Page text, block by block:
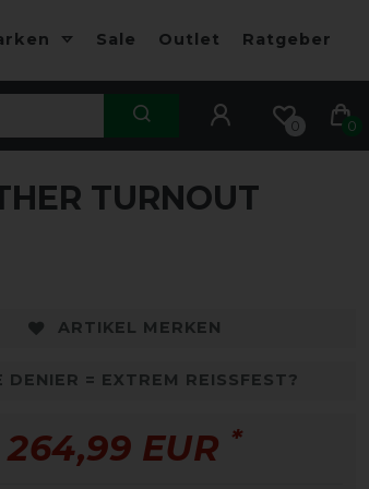
Sale Outlet Ratgeber
0 0
TURNOUT
ARTIKEL MERKEN
DENIER = EXTREM REISSFEST?
264,99 EUR *